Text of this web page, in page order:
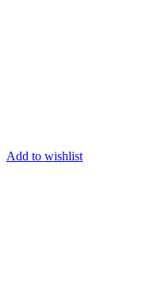
Add to wishlist